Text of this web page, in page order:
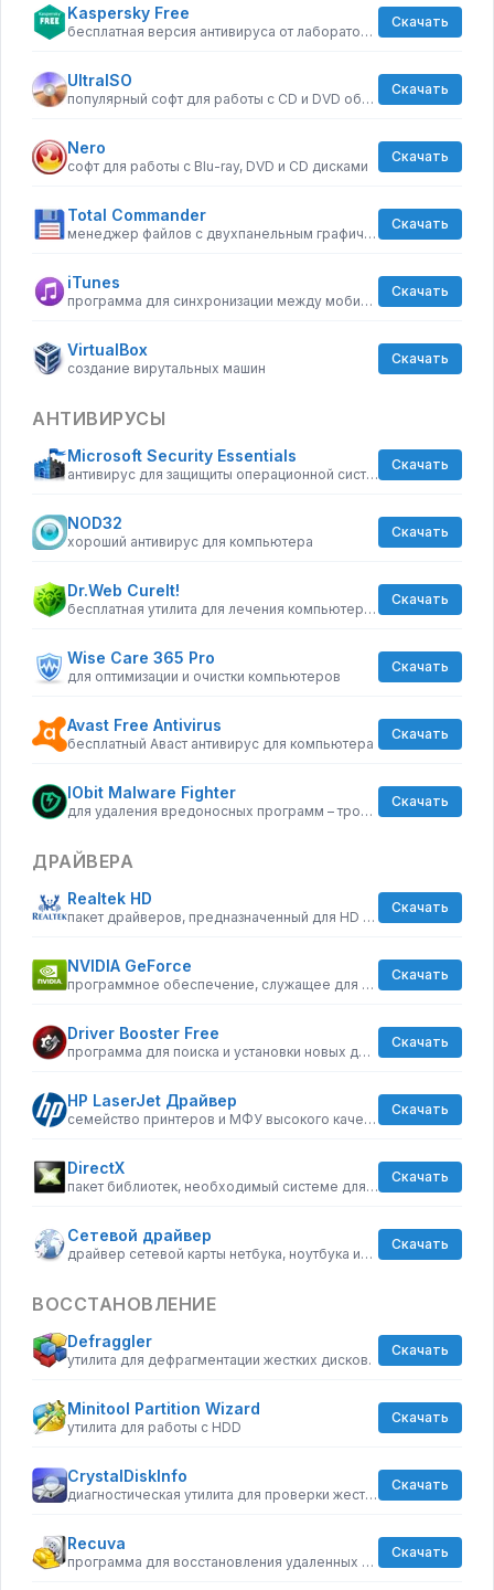
Kaspersky Free
бесплатная версия антивируса от лаборатории Касперского
Скачать
UltraISO
популярный софт для работы с CD и DVD образами
Скачать
Nero
софт для работы с Blu-ray, DVD и CD дисками
Скачать
Total Commander
менеджер файлов с двухпанельным графическим интерфейсом
Скачать
iTunes
программа для синхронизации между мобильными устройствами Apple
Скачать
VirtualBox
создание вирутальных машин
Скачать
АНТИВИРУСЫ
Microsoft Security Essentials
антивирус для защищиты операционной системы
Скачать
NOD32
хороший антивирус для компьютера
Скачать
Dr.Web CureIt!
бесплатная утилита для лечения компьютера от вредоносного ПО
Скачать
Wise Care 365 Pro
для оптимизации и очистки компьютеров
Скачать
Avast Free Antivirus
бесплатный Аваст антивирус для компьютера
Скачать
IObit Malware Fighter
для удаления вредоносных программ – троянов, кейлоггеров
Скачать
ДРАЙВЕРА
Realtek HD
пакет драйверов, предназначенный для HD Audio кодеков
Скачать
NVIDIA GeForce
программное обеспечение, служащее для повышения графических возможностей компьютера
Скачать
Driver Booster Free
программа для поиска и установки новых драйверов
Скачать
HP LaserJet Драйвер
семейство принтеров и МФУ высокого качества
Скачать
DirectX
пакет библиотек, необходимый системе для работы с мультимедиа
Скачать
Сетевой драйвер
драйвер сетевой карты нетбука, ноутбука или стационарного ПК
Скачать
ВОССТАНОВЛЕНИЕ
Defraggler
утилита для дефрагментации жестких дисков.
Скачать
Minitool Partition Wizard
утилита для работы с HDD
Скачать
CrystalDiskInfo
диагностическая утилита для проверки жестких дисков
Скачать
Recuva
программа для восстановления удаленных файлов
Скачать